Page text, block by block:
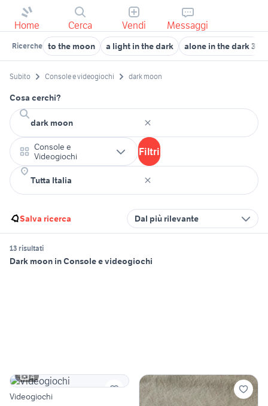
Home Cerca Vendi Messaggi
Ricerche to the moon a light in the dark alone in the dark 3
Subito Console e videogiochi dark moon
Cosa cerchi?
Console e
Videogiochi
Filtri
Salva ricerca Dal più rilevante
13 risultati
Dark moon in Console e videogiochi
4
Videogiochi